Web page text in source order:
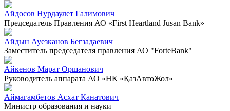
Айдосов Нурдаулет Галимович
Председатель Правления АО «First Heartland Jusan Bank»
Айдын Ауезканов Бегзадаевич
Заместитель председателя правления АО "ForteBank"
Айкенов Марат Оршанович
Руководитель аппарата АО «НК «ҚазАвтоЖол»
Аймагамбетов Асхат Канатович
Министр образования и науки